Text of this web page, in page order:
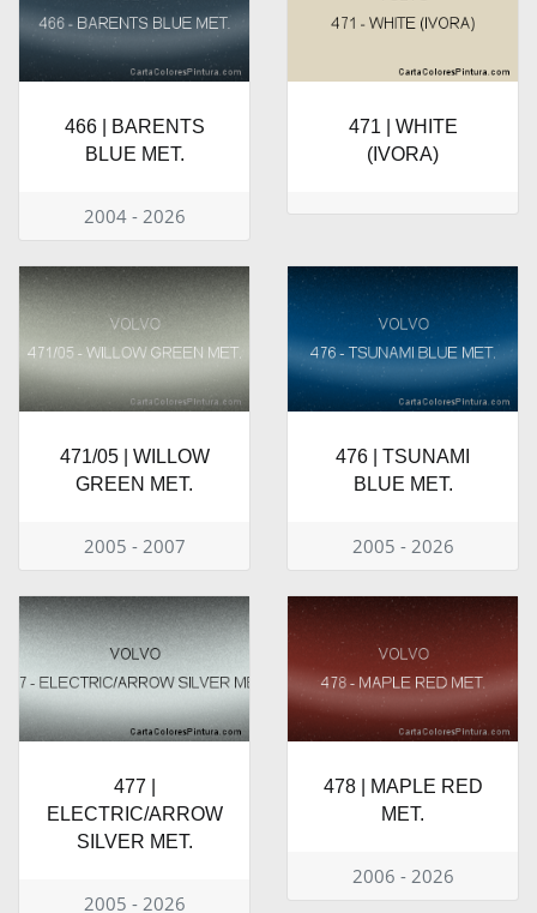
466 | BARENTS
BLUE MET.
2004 - 2026
471 | WHITE
(IVORA)
471/05 | WILLOW
GREEN MET.
2005 - 2007
476 | TSUNAMI
BLUE MET.
2005 - 2026
477 |
ELECTRIC/ARROW
SILVER MET.
2005 - 2026
478 | MAPLE RED
MET.
2006 - 2026